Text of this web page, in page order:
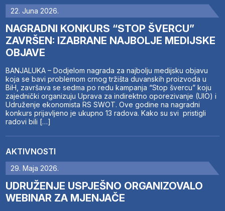
22. Juna 2026.
NAGRADNI KONKURS “STOP ŠVERCU”
ZAVRŠEN: IZABRANE NAJBOLJE MEDIJSKE
OBJAVE
BANJALUKA – Dodjelom nagrada za najbolju medijsku objavu
koja se bavi problemom crnog tržišta duvanskih proizvoda u
BiH, završava se sedma po redu kampanja “Stop švercu” koju
zajednički organizuju Uprava za indirektno oporezivanje (UIO) i
Udruženje ekonomista RS SWOT. Ove godine na nagradni
konkurs prijavljeno je ukupno 13 radova. Kako su svi pristigli
radovi bili […]
AKTIVNOSTI
29. Maja 2026.
UDRUŽENJE USPJEŠNO ORGANIZOVALO
WEBINAR ZA MJENJAČE